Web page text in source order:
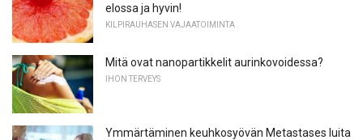
elossa ja hyvin!
KILPIRAUHASEN VAJAATOIMINTA
Mitä ovat nanopartikkelit aurinkovoidessa?
IHON TERVEYS
Ymmärtäminen keuhkosyövän Metastases luita